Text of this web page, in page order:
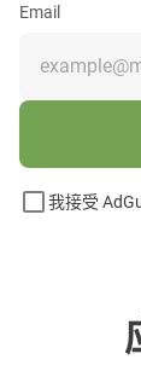
Email
我接受